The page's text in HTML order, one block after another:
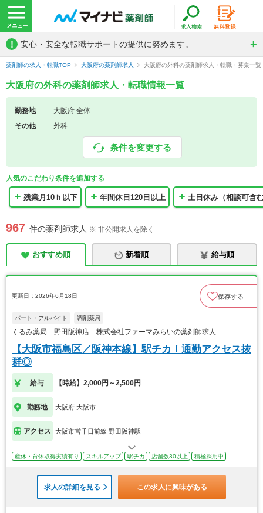
! 安心・安全な転職サポートの提供に努めます。
薬剤師の求人・転職TOP 大阪府の薬剤師求人 大阪府の外科の薬剤師求人・転職・募集一覧
大阪府の外科の薬剤師求人・転職情報一覧
勤務地
大阪府 全体
その他
外科
条件を変更する
人気のこだわり条件を追加する
残業月10ｈ以下 年間休日120日以上 土日休み（相談可含
967 件の薬剤師求人 ※ 非公開求人を除く
おすすめ順 新着順 給与順
更新日：2026年6月18日 保存する
パート・アルバイト 調剤薬局
くるみ薬局 野田阪神店 株式会社ファーマみらいの薬剤師求人
【大阪市福島区／阪神本線】駅チカ！通勤アクセス抜
群◎
給与 【時給】2,000円～2,500円
勤務地 大阪府 大阪市
アクセス 大阪市営千日前線 野田阪神駅
産休・育休取得実績有り スキルアップ 駅チカ 店舗数30以上 積極採用中
求人の詳細を見る この求人に興味がある